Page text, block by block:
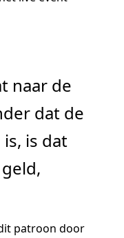
naar de
dat de
is dat
patroon door